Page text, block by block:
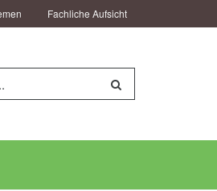
Fachliche Aufsicht